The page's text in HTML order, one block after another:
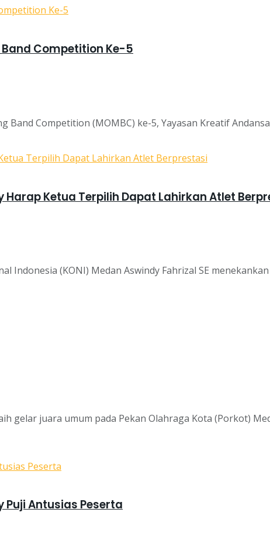
Band Competition Ke-5
Band Competition (MOMBC) ke-5, Yayasan Kreatif
Harap Ketua Terpilih Dapat Lahirkan Atlet
Indonesia (KONI) Medan Aswindy Fahrizal SE
gelar juara umum pada Pekan Olahraga Kota (Porkot)
Puji Antusias Peserta